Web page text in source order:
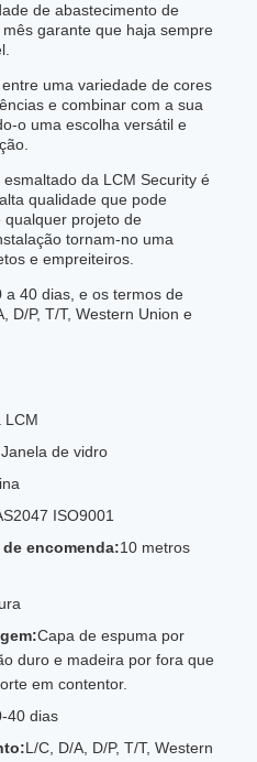
de abastecimento de
garante que haja sempre
uma variedade de cores
e combinar com a sua
o uma escolha versátil e
da LCM Security é
qualidade que pode
qualquer projeto de
tornam-no uma
e empreiteiros.
40 dias, e os termos de
D/P, T/T, Western Union e
LCM
Janela de vidro
ISO9001
encomenda:10 metros
Capa de espuma por
duro e madeira por fora que
em contentor.
40 dias
L/C, D/A, D/P, T/T, Western